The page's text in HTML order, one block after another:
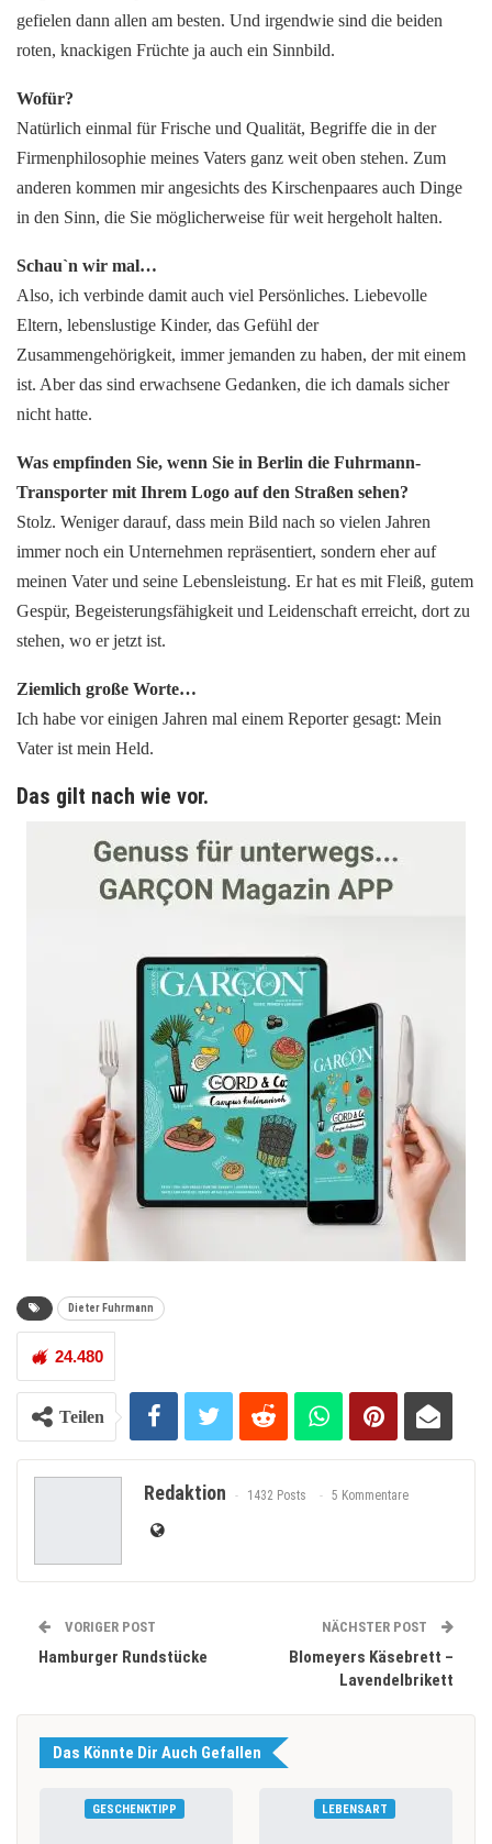
gefielen dann allen am besten. Und irgendwie sind die beiden
roten, knackigen Früchte ja auch ein Sinnbild.
Wofür?
Natürlich einmal für Frische und Qualität, Begriffe die in der
Firmenphilosophie meines Vaters ganz weit oben stehen. Zum
anderen kommen mir angesichts des Kirschenpaares auch Dinge
in den Sinn, die Sie möglicherweise für weit hergeholt halten.
Schau`n wir mal…
Also, ich verbinde damit auch viel Persönliches. Liebevolle
Eltern, lebenslustige Kinder, das Gefühl der
Zusammengehörigkeit, immer jemanden zu haben, der mit einem
ist. Aber das sind erwachsene Gedanken, die ich damals sicher
nicht hatte.
Was empfinden Sie, wenn Sie in Berlin die Fuhrmann-
Transporter mit Ihrem Logo auf den Straßen sehen?
Stolz. Weniger darauf, dass mein Bild nach so vielen Jahren
immer noch ein Unternehmen repräsentiert, sondern eher auf
meinen Vater und seine Lebensleistung. Er hat es mit Fleiß, gutem
Gespür, Begeisterungsfähigkeit und Leidenschaft erreicht, dort zu
stehen, wo er jetzt ist.
Ziemlich große Worte…
Ich habe vor einigen Jahren mal einem Reporter gesagt: Mein
Vater ist mein Held.
Das gilt nach wie vor.
Dieter Fuhrmann
24.480
Teilen
Redaktion 1432 Posts 5 Kommentare
VORIGER POST
Hamburger Rundstücke
NÄCHSTER POST
Blomeyers Käsebrett –
Lavendelbrikett
Das Könnte Dir Auch Gefallen
GESCHENKTIPP LEBENSART